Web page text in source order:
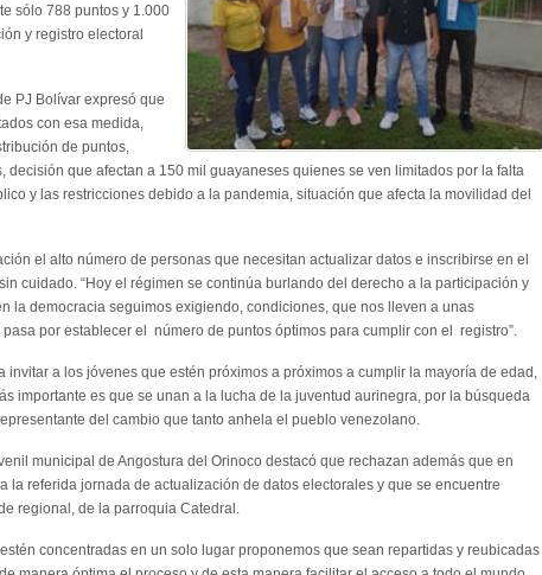
sólo 788 puntos y 1.000
y registro electoral
PJ Bolívar expresó que
con esa medida,
de puntos,
decisión que afectan a 150 mil guayaneses quienes se ven limitados por la falta
y las restricciones debido a la pandemia, situación que afecta la movilidad del
el alto número de personas que necesitan actualizar datos e inscribirse en el
cuidado. “Hoy el régimen se continúa burlando del derecho a la participación y
la democracia seguimos exigiendo, condiciones, que nos lleven a unas
por establecer el número de puntos óptimos para cumplir con el registro”.
a los jóvenes que estén próximos a próximos a cumplir la mayoría de edad,
importante es que se unan a la lucha de la juventud aurinegra, por la búsqueda
del cambio que tanto anhela el pueblo venezolano.
municipal de Angostura del Orinoco destacó que rechazan además que en
la referida jornada de actualización de datos electorales y que se encuentre
regional, de la parroquia Catedral.
concentradas en un solo lugar proponemos que sean repartidas y reubicadas